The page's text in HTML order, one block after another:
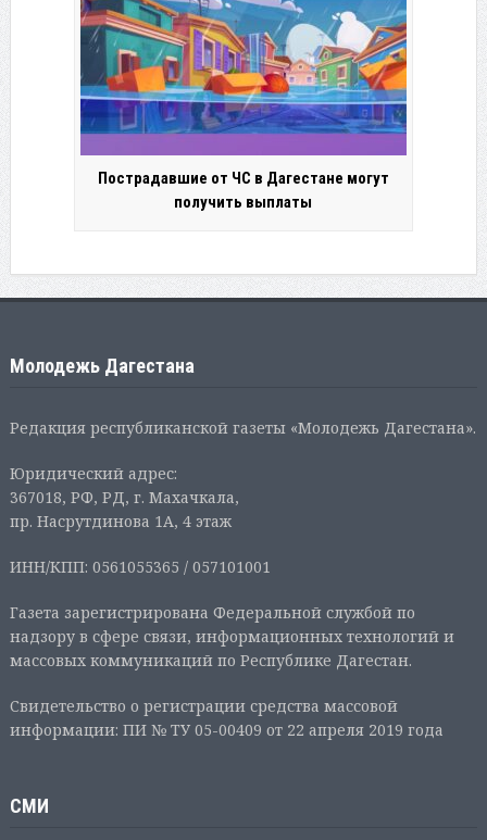
Пострадавшие от ЧС в Дагестане могут
получить выплаты
Молодежь Дагестана
Редакция республиканской газеты «Молодежь Дагестана».
Юридический адрес:
367018, РФ, РД, г. Махачкала,
пр. Насрутдинова 1А, 4 этаж
ИНН/КПП: 0561055365 / 057101001
Газета зарегистрирована Федеральной службой по
надзору в сфере связи, информационных технологий и
массовых коммуникаций по Республике Дагестан.
Свидетельство о регистрации средства массовой
информации: ПИ № ТУ 05-00409 от 22 апреля 2019 года
СМИ